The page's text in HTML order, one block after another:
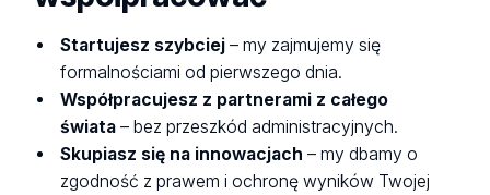
Startujesz szybciej– my zajmujemy się
formalnościami od pierwszego dnia.
Współpracujesz z partnerami z całego
świata– bez przeszkód administracyjnych.
Skupiasz się na innowacjach– my dbamy o
zgodność z prawem i ochronę wyników Twojej